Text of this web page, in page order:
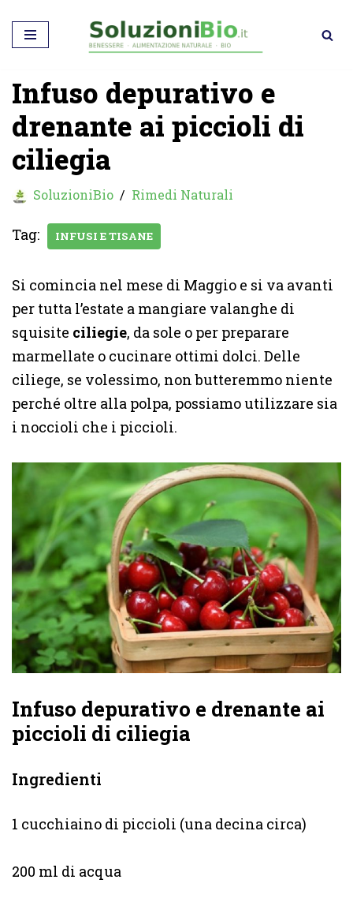
Vai
contenuto
Infuso depurativo e
drenante ai piccioli di
ciliegia
SoluzioniBio Rimedi Naturali
Tag: INFUSI E TISANE
Si comincia nel mese di Maggio e si va avanti
per tutta l’estate a mangiare valanghe di
squisite ciliegie, da sole o per preparare
marmellate o cucinare ottimi dolci. Delle
ciliege, se volessimo, non butteremmo niente
perché oltre alla polpa, possiamo utilizzare sia
i noccioli che i piccioli.
Infuso depurativo e drenante ai
piccioli di ciliegia
Ingredienti
1 cucchiaino di piccioli (una decina circa)
200 ml di acqua